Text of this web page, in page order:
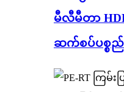
မီလီမီတာ
ဆက်စပ်ပစ္စည်း